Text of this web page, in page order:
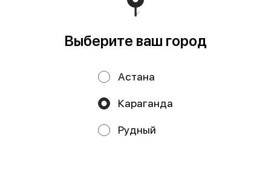
Работает на эффективном ядре
Политика конфиденциальности
Выберите ваш город
Астана
Караганда
Рудный